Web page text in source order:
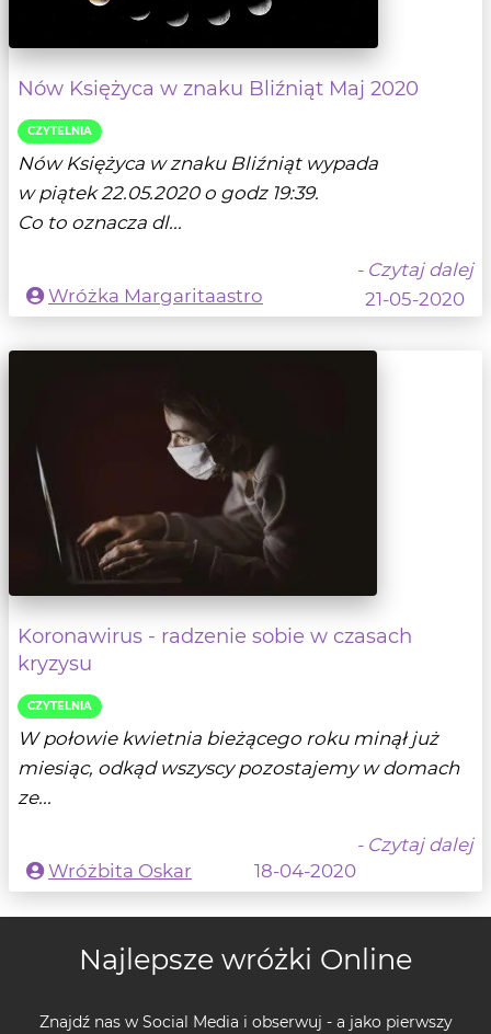
Nów Księżyca w znaku Bliźniąt Maj 2020
CZYTELNIA
Nów Księżyca w znaku Bliźniąt wypada
w piątek 22.05.2020 o godz 19:39.
Co to oznacza dl...
- Czytaj dalej
Wróżka Margaritaastro
21-05-2020
Koronawirus - radzenie sobie w czasach
kryzysu
CZYTELNIA
W połowie kwietnia bieżącego roku minął już
miesiąc, odkąd wszyscy pozostajemy w domach
ze...
- Czytaj dalej
Wróżbita Oskar
18-04-2020
Najlepsze wróżki Online
Znajdź nas w Social Media i obserwuj - a jako pierwszy